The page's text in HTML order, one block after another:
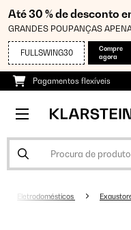
Até 30 % de desconto
GRANDES POUPANÇAS
FULLSWING30
Compre
agora
Pagamentos flexíveis
Eletrodomésticos